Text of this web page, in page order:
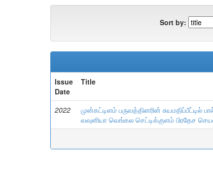
Sort by:
Issue
Date
Title
2022
முன்கட்டிளம் பருவத்தினரின் சுயமதிப்பீட்டில்
வவுனியா வெங்கல செட்டிக்குளம் பிரதேச